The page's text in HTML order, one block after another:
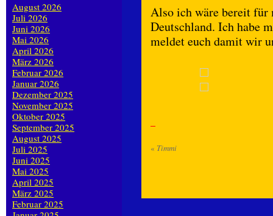
Also ich wäre bereit für
Deutschland. Ich habe
meldet euch damit wir
« Timmi
August 2026
Juli 2026
Juni 2026
Mai 2026
April 2026
März 2026
Februar 2026
Januar 2026
Dezember 2025
November 2025
Oktober 2025
September 2025
August 2025
Juli 2025
Juni 2025
Mai 2025
April 2025
März 2025
Februar 2025